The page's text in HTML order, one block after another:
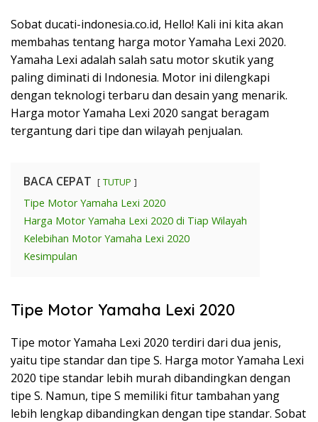
Sobat ducati-indonesia.co.id, Hello! Kali ini kita akan
membahas tentang harga motor Yamaha Lexi 2020.
Yamaha Lexi adalah salah satu motor skutik yang
paling diminati di Indonesia. Motor ini dilengkapi
dengan teknologi terbaru dan desain yang menarik.
Harga motor Yamaha Lexi 2020 sangat beragam
tergantung dari tipe dan wilayah penjualan.
BACA CEPAT TUTUP
Tipe Motor Yamaha Lexi 2020
Harga Motor Yamaha Lexi 2020 di Tiap Wilayah
Kelebihan Motor Yamaha Lexi 2020
Kesimpulan
Tipe Motor Yamaha Lexi 2020
Tipe motor Yamaha Lexi 2020 terdiri dari dua jenis,
yaitu tipe standar dan tipe S. Harga motor Yamaha Lexi
2020 tipe standar lebih murah dibandingkan dengan
tipe S. Namun, tipe S memiliki fitur tambahan yang
lebih lengkap dibandingkan dengan tipe standar. Sobat